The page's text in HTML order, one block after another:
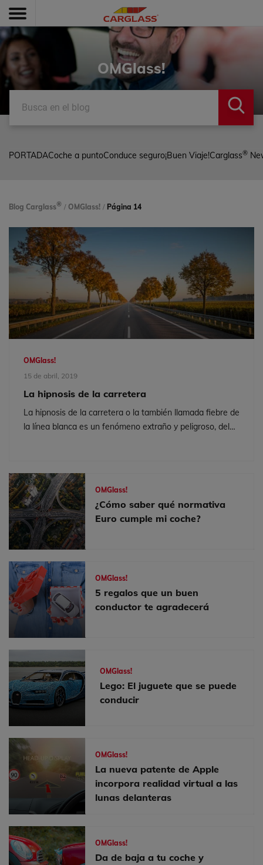
OMGlass!
PORTADACoche a puntoConduce seguro¡Buen Viaje!Carglass®
Blog Carglass® / OMGlass! / Página 14
OMGlass!
15 de abril, 2019
La hipnosis de la carretera
La hipnosis de la carretera o la también llamada fiebre de
la línea blanca es un fenómeno extraño y peligroso, del
OMGlass!
¿Cómo saber qué normativa
Euro cumple mi coche?
OMGlass!
5 regalos que un buen
conductor te agradecerá
OMGlass!
Lego: El juguete que se puede
conducir
OMGlass!
La nueva patente de Apple
incorpora realidad virtual a las
lunas delanteras
OMGlass!
Da de baja a tu coche y